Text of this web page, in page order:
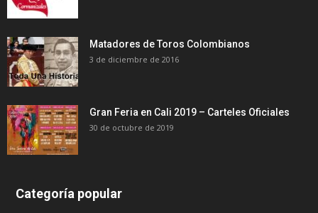
Matadores de Toros Colombianos
3 de diciembre de 2016
Gran Feria en Cali 2019 – Carteles Oficiales
30 de octubre de 2019
Categoría popular